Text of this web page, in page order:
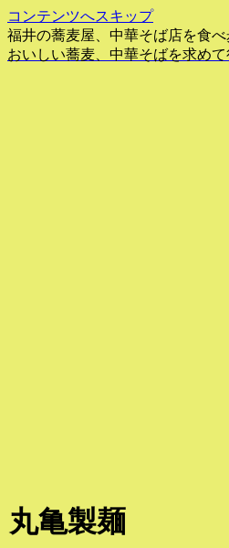
コンテンツへスキップ
福井の蕎麦屋、中華そば店を食べ
おいしい蕎麦、中華そばを求め
丸亀製麺